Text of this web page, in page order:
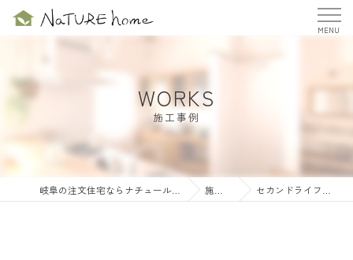
WORKS
施工事例
施工事例 セカンドライフを楽しむ家